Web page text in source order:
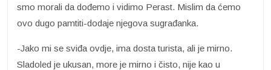
smo morali da dođemo i vidimo Perast. Mislim da ćemo
ovo dugo pamtiti-dodaje njegova sugrađanka.
-Jako mi se sviđa ovdje, ima dosta turista, ali je mirno.
Sladoled je ukusan, more je mirno i čisto, nije kao u